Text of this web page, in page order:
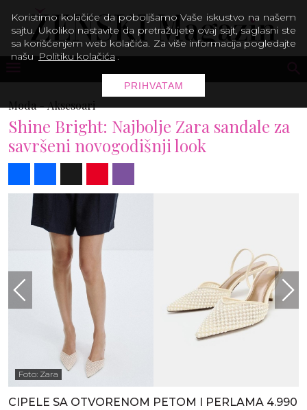
Moda -Aksesoari
Shine Bright: Najbolje Zara sandale za
savršeni novogodišnji look
Foto: Zara
CIPELE SA OTVORENOM PETOM I PERLAMA 4.990
Koristimo kolačiće da poboljšamo Vaše iskustvo na našem
sajtu. Ukoliko nastavite da pretražujete ovaj sajt, saglasni ste
sa korišćenjem web kolačića. Za više informacija pogledajte
našu Politiku kolačića .
PRIHVATAM